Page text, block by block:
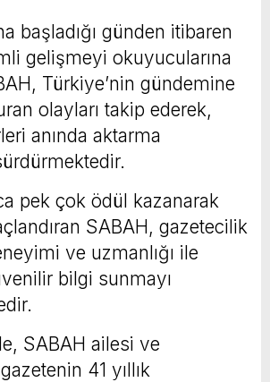
başladığı günden itibaren
gelişmeyi okuyucularına
Türkiye’nin gündemine
olayları takip ederek,
anında aktarma
pek çok ödül kazanarak
SABAH, gazetecilik
ve uzmanlığı ile
bilgi sunmayı
SABAH ailesi ve
41 yıllık